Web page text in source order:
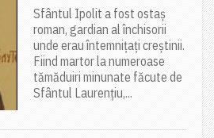
Sfântul Ipolit a fost ostaș
roman, gardian al închisorii
unde erau întemnițați creștinii.
Fiind martor la numeroase
tămăduiri minunate făcute de
Sfântul Laurențiu,...